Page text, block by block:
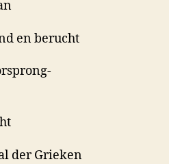
en berucht
der Grieken